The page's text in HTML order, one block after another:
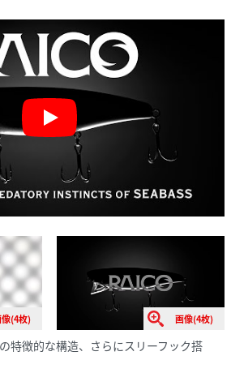
Play
(4枚) 画像(4枚)
特徴的な構造、さらにスリーフック搭